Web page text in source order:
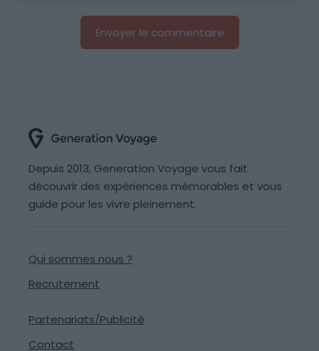
Depuis 2013, Generation Voyage vous fait
découvrir des expériences mémorables et vous
guide pour les vivre pleinement.
Qui sommes nous ?
Recrutement
Partenariats/Publicité
Contact